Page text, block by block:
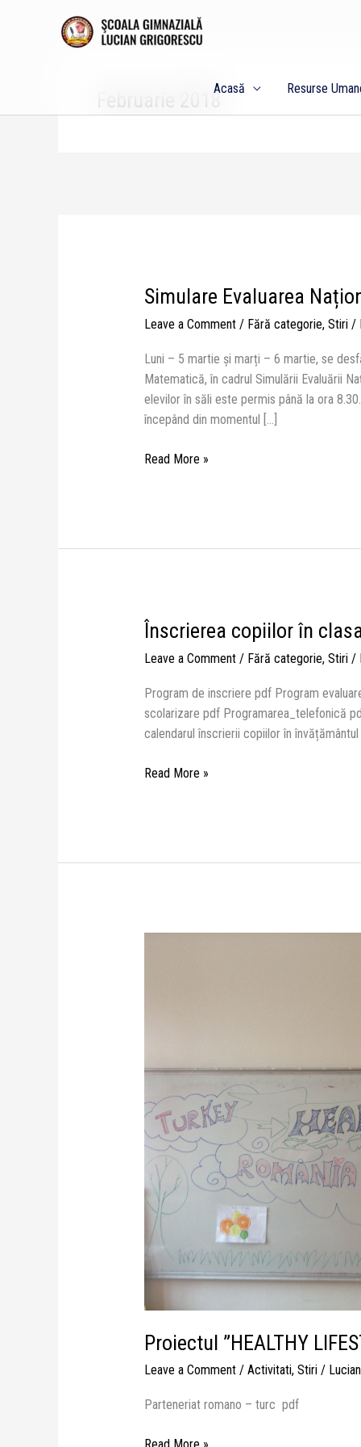
Acasă Resurse
Februarie 2018
Simulare Evaluarea
Leave a Comment / Fără categorie, Stiri/
Luni – 5 martie și marți – 6 martie, se
Matematică, în cadrul Simulării Evaluării
elevilor în săli este permis până la ora
începând din momentul […]
Simulare
Națională
–
clasa
a
VIII-
Read More »
Înscrierea copiilor în
Leave a Comment / Fără categorie, Stiri/
Program de inscriere pdf Program
scolarizare pdf Programarea_telefonică
calendarul înscrierii copiilor în
Înscrierea
în
clasa
pregătitoare
Read More »
Proiectul ”HEALTHY
Leave a Comment / Activitati, Stiri/
Parteneriat romano – turc pdf